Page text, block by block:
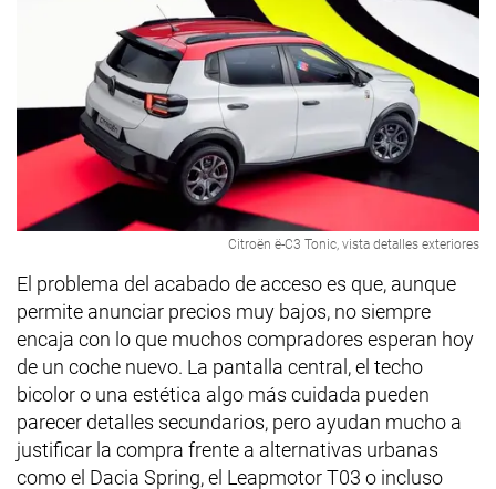
Citroën ë-C3 Tonic, vista detalles exteriores
El problema del acabado de acceso es que, aunque
permite anunciar precios muy bajos, no siempre
encaja con lo que muchos compradores esperan hoy
de un coche nuevo. La pantalla central, el techo
bicolor o una estética algo más cuidada pueden
parecer detalles secundarios, pero ayudan mucho a
justificar la compra frente a alternativas urbanas
como el Dacia Spring, el Leapmotor T03 o incluso